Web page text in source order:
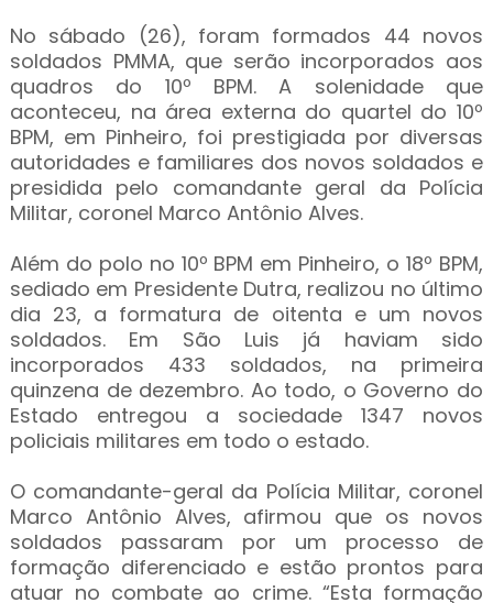
No sábado (26), foram formados 44 novos
soldados PMMA, que serão incorporados aos
quadros do 10º BPM. A solenidade que
aconteceu, na área externa do quartel do 10º
BPM, em Pinheiro, foi prestigiada por diversas
autoridades e familiares dos novos soldados e
presidida pelo comandante geral da Polícia
Militar, coronel Marco Antônio Alves.
Além do polo no 10º BPM em Pinheiro, o 18º BPM,
sediado em Presidente Dutra, realizou no último
dia 23, a formatura de oitenta e um novos
soldados. Em São Luis já haviam sido
incorporados 433 soldados, na primeira
quinzena de dezembro. Ao todo, o Governo do
Estado entregou a sociedade 1347 novos
policiais militares em todo o estado.
O comandante-geral da Polícia Militar, coronel
Marco Antônio Alves, afirmou que os novos
soldados passaram por um processo de
formação diferenciado e estão prontos para
atuar no combate ao crime. “Esta formação